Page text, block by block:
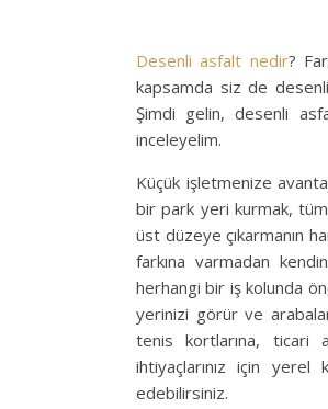
Desenli asfalt nedir?
kapsamda siz de
Şimdi gelin, desenli
inceleyelim.
Küçük işletmenize
bir park yeri kurmak,
üst düzeye çıkarmanın
farkına varmadan
herhangi bir iş kolunda
yerinizi görür ve
tenis kortlarına, ticari
ihtiyaçlarınız için
edebilirsiniz.